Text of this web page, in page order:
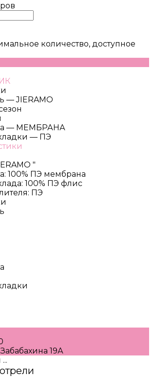
количество, доступное
— JIERAMO
— МЕМБРАНА
— ПЭ
"
100% ПЭ мембрана
100% ПЭ флис
ПЭ
19А